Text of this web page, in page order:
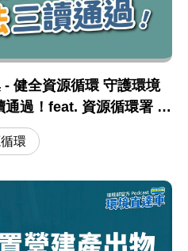
- 健全資源循環 守護環境
過！feat. 資源循環署 蔣
環